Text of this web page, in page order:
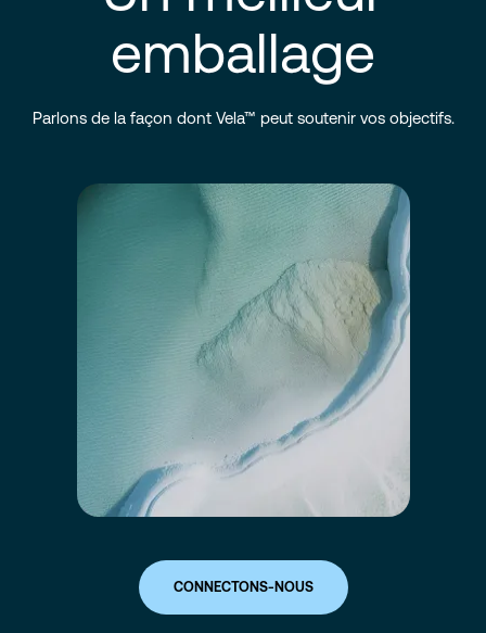
emballage
Parlons de la façon dont Vela™ peut soutenir vos objectifs.
CONNECTONS-NOUS